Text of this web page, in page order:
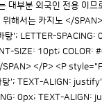
부분 외국인 전용 이므
위해서는 카지노 </
'; LETTER-
SIZE: 10pt;
</P> <P
'; TEXT-ALIGN:
0px; TEXT-ALIGN: